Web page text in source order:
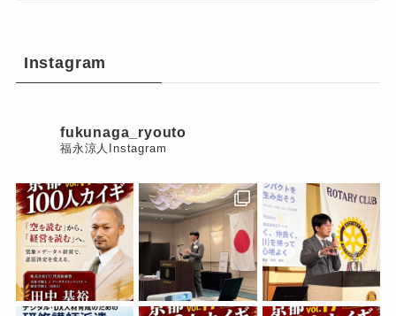
Instagram
fukunaga_ryouto
福永涼人Instagram